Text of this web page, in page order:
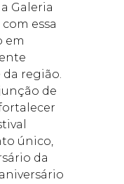
Galeria
essa
em
região.
de
único,
da